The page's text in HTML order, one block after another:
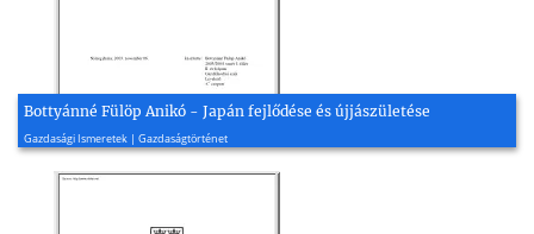
Bottyánné Fülöp Anikó - Japán fejlődése és újjászületése
Gazdasági Ismeretek | Gazdaságtörténet
2003, 23 oldal